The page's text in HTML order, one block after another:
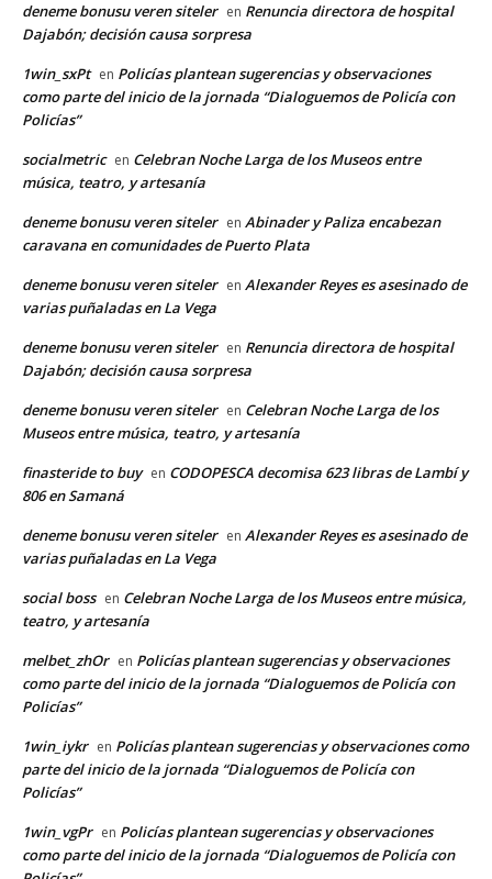
deneme bonusu veren siteler en Renuncia directora de hospital
Dajabón; decisión causa sorpresa
1win_sxPt en Policías plantean sugerencias y observaciones
como parte del inicio de la jornada “Dialoguemos de Policía con
Policías”
socialmetric en Celebran Noche Larga de los Museos entre
música, teatro, y artesanía
deneme bonusu veren siteler en Abinader y Paliza encabezan
caravana en comunidades de Puerto Plata
deneme bonusu veren siteler en Alexander Reyes es asesinado de
varias puñaladas en La Vega
deneme bonusu veren siteler en Renuncia directora de hospital
Dajabón; decisión causa sorpresa
deneme bonusu veren siteler en Celebran Noche Larga de los
Museos entre música, teatro, y artesanía
finasteride to buy en CODOPESCA decomisa 623 libras de Lambí y
806 en Samaná
deneme bonusu veren siteler en Alexander Reyes es asesinado de
varias puñaladas en La Vega
social boss en Celebran Noche Larga de los Museos entre música,
teatro, y artesanía
melbet_zhOr en Policías plantean sugerencias y observaciones
como parte del inicio de la jornada “Dialoguemos de Policía con
Policías”
1win_iykr en Policías plantean sugerencias y observaciones como
parte del inicio de la jornada “Dialoguemos de Policía con
Policías”
1win_vgPr en Policías plantean sugerencias y observaciones
como parte del inicio de la jornada “Dialoguemos de Policía con